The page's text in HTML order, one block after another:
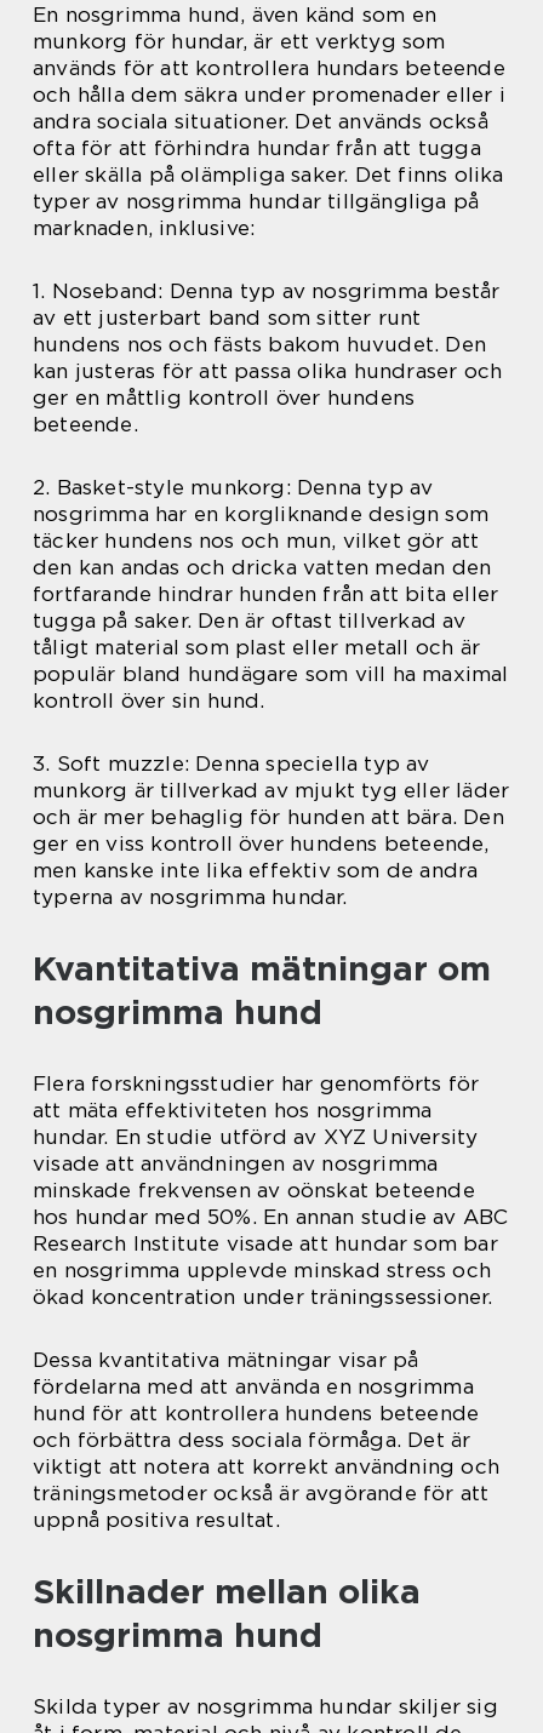
En nosgrimma hund, även känd som en
munkorg för hundar, är ett verktyg som
används för att kontrollera hundars beteende
och hålla dem säkra under promenader eller i
andra sociala situationer. Det används också
ofta för att förhindra hundar från att tugga
eller skälla på olämpliga saker. Det finns olika
typer av nosgrimma hundar tillgängliga på
marknaden, inklusive:
1. Noseband: Denna typ av nosgrimma består
av ett justerbart band som sitter runt
hundens nos och fästs bakom huvudet. Den
kan justeras för att passa olika hundraser och
ger en måttlig kontroll över hundens
beteende.
2. Basket-style munkorg: Denna typ av
nosgrimma har en korgliknande design som
täcker hundens nos och mun, vilket gör att
den kan andas och dricka vatten medan den
fortfarande hindrar hunden från att bita eller
tugga på saker. Den är oftast tillverkad av
tåligt material som plast eller metall och är
populär bland hundägare som vill ha maximal
kontroll över sin hund.
3. Soft muzzle: Denna speciella typ av
munkorg är tillverkad av mjukt tyg eller läder
och är mer behaglig för hunden att bära. Den
ger en viss kontroll över hundens beteende,
men kanske inte lika effektiv som de andra
typerna av nosgrimma hundar.
Kvantitativa mätningar om
nosgrimma hund
Flera forskningsstudier har genomförts för
att mäta effektiviteten hos nosgrimma
hundar. En studie utförd av XYZ University
visade att användningen av nosgrimma
minskade frekvensen av oönskat beteende
hos hundar med 50%. En annan studie av ABC
Research Institute visade att hundar som bar
en nosgrimma upplevde minskad stress och
ökad koncentration under träningssessioner.
Dessa kvantitativa mätningar visar på
fördelarna med att använda en nosgrimma
hund för att kontrollera hundens beteende
och förbättra dess sociala förmåga. Det är
viktigt att notera att korrekt användning och
träningsmetoder också är avgörande för att
uppnå positiva resultat.
Skillnader mellan olika
nosgrimma hund
Skilda typer av nosgrimma hundar skiljer sig